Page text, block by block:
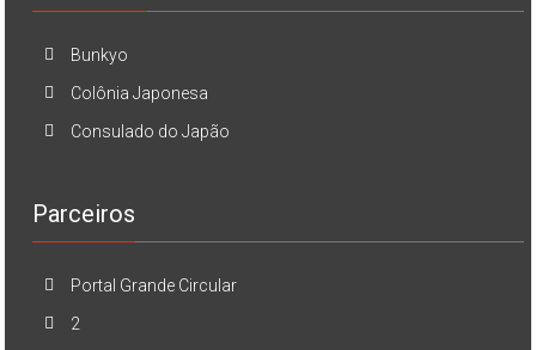
Bunkyo
Colônia Japonesa
Consulado do Japão
Parceiros
Portal Grande Circular
2